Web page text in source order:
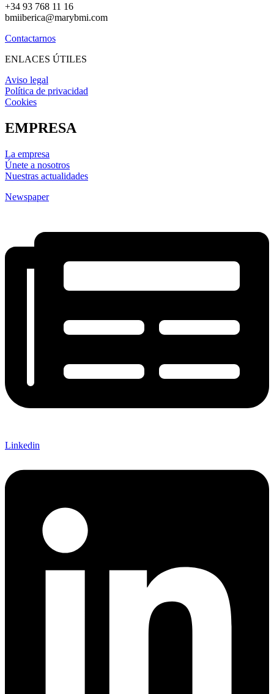
+34 93 768 11 16
bmiiberica@marybmi.com
Contactarnos
ENLACES ÚTILES
Aviso legal
Política de privacidad
Cookies
EMPRESA
La empresa
Únete a nosotros
Nuestras actualidades
Newspaper
Linkedin